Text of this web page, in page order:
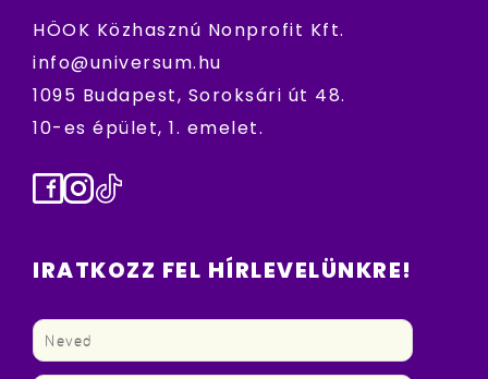
HÖOK Közhasznú Nonprofit Kft.
info@universum.hu
1095 Budapest, Soroksári út 48.
10-es épület, 1. emelet.
Facebook
Instagram
TikTok
IRATKOZZ FEL HÍRLEVELÜNKRE!